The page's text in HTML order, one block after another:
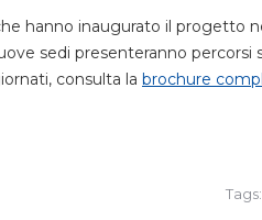
hanno inaugurato il progetto
sedi presenteranno
consulta la brochure
Tags: